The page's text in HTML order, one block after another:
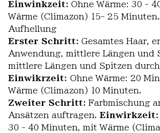
Einwinkzeit: Ohne Wärme: 30 -
Wärme (Climazon) 15- 25 Minuten.
Aufhellung
Erster Schritt: Gesamtes Haar,
Anwendung, mittlere Längen und
mittlere Längen und Spitzen
Einwikrzeit: Ohne Wärme: 20
Wärme (Climazon) 10 Minuten.
Zweiter Schritt: Farbmischung
Ansätzen auftragen. Einwirkzeit:
30 - 40 Minuten, mit Wärme